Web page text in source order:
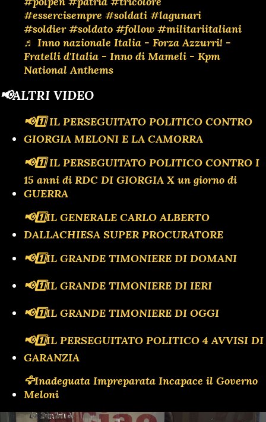
#essercisempre #soldati #lagunari
#soldier #soldato #follow #militariitaliani
♬ Inno nazionale Italia - Forza Azzurri! -
Fratelli d'Italia - Inno di Mameli - Kpm
National Anthems
📢ALTRI VIDEO
📢1️⃣ IL PERSEGUITATO POLITICO CONTRO
GIORGIA MELONI E LA CAMORRA
📢1️⃣ IL PERSEGUITATO POLITICO CONTRO I
15 anni di RDC DI GIORGIA X un giorno di
GUERRA
📢1️⃣IL GENERALE CARLO ALBERTO
DALLACHIESA SUPER PROCURATORE
📢1️⃣IL GRANDE TIMONIERE DI DOMANI
📢1️⃣IL GRANDE TIMONIERE DI IERI
📢1️⃣IL GRANDE TIMONIERE DI OGGI
📢1️⃣IL PERSEGUITATO POLITICO 4 AVVISI DI
GARANZIA
🦅Inadeguata Impreparata Incapace il Governo
Meloni